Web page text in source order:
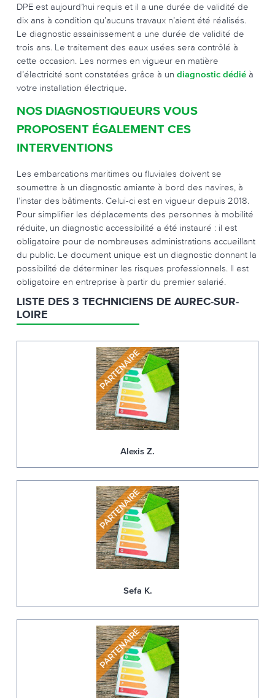
DPE est aujourd’hui requis et il a une durée de validité de
dix ans à condition qu’aucuns travaux n’aient été réalisés.
Le diagnostic assainissement a une durée de validité de
trois ans. Le traitement des eaux usées sera contrôlé à
cette occasion. Les normes en vigueur en matière
d’électricité sont constatées grâce à un diagnostic dédié à
votre installation électrique.
NOS DIAGNOSTIQUEURS VOUS
PROPOSENT ÉGALEMENT CES
INTERVENTIONS
Les embarcations maritimes ou fluviales doivent se
soumettre à un diagnostic amiante à bord des navires, à
l’instar des bâtiments. Celui-ci est en vigueur depuis 2018.
Pour simplifier les déplacements des personnes à mobilité
réduite, un diagnostic accessibilité a été instauré : il est
obligatoire pour de nombreuses administrations accueillant
du public. Le document unique est un diagnostic donnant la
possibilité de déterminer les risques professionnels. Il est
obligatoire en entreprise à partir du premier salarié.
LISTE DES 3 TECHNICIENS DE AUREC-SUR-
LOIRE
Alexis Z.
Sefa K.